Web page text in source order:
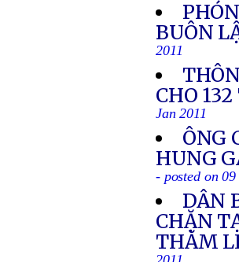
BUÔN
2011
CHO
Jan 2011
ÔNG
HUNG
- posted on
DÂN
CHẶN
THĂM